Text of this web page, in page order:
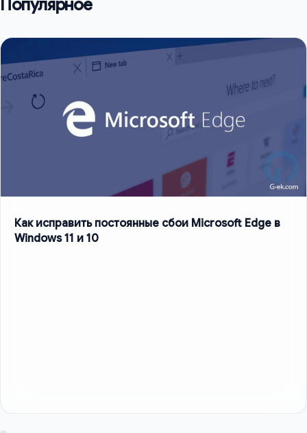
Популярное
Как исправить постоянные сбои Microsoft Edge в
Windows 11 и 10